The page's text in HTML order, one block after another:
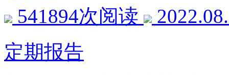
541894次阅读
定期报告